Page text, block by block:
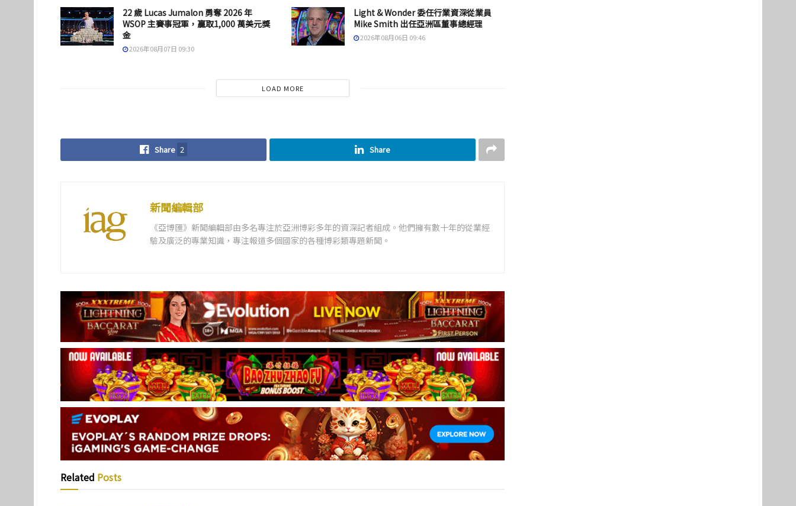
22 歲 Lucas Jumalon 勇奪 2026 年
WSOP 主賽事冠軍，贏取1,000 萬美元獎
金
2026年08月07日 09:30
Light & Wonder 委任行業資深從業員
Mike Smith 出任亞洲區董事總經理
2026年08月06日 09:46
LOAD MORE
Share 2 Share
新聞編輯部
《亞博匯》新聞編輯部由多名專注於亞洲博彩多年的資深記者組成。他們擁有數十年的從業經
驗及廣泛的專業知識，專注報道多個國家的各種博彩類專題新聞。
Related Posts